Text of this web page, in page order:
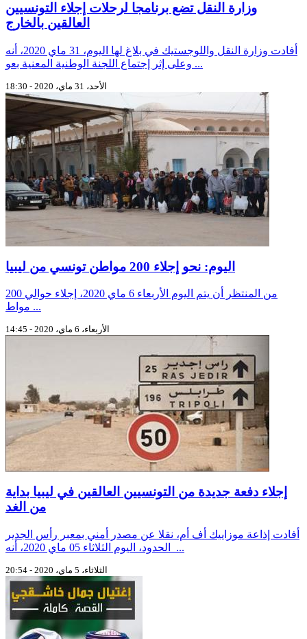
وزارة النقل تضع برنامجا لرحلات إجلاء التونسيين
العالقين بالخارج
أفادت وزارة النقل واللوجستيك في بلاغ لها اليوم، 31 ماي 2020، أنه
وعلى إثر إجتماع اللجنة الوطنية المعنية بعو ...
الأحد، 31 ماي، 2020 - 18:30
اليوم: نحو إجلاء 200 مواطن تونسي من ليبيا
من المنتظر أن يتم اليوم الأربعاء 6 ماي 2020، إجلاء حوالي 200
مواط ...
الأربعاء، 6 ماي، 2020 - 14:45
إجلاء دفعة جديدة من التونسيين العالقين في ليبيا بداية
من الغد
أفادت إذاعة موزاييك أف أم، نقلا عن مصدر أمني بمعبر رأس الجدير
الحدود، اليوم الثلاثاء 05 ماي 2020، أنه ...
الثلاثاء، 5 ماي، 2020 - 20:54